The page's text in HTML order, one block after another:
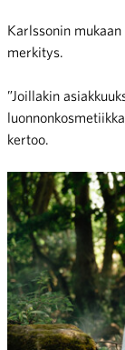
Karlssonin
merkitys.
”Joillakin
kertoo.